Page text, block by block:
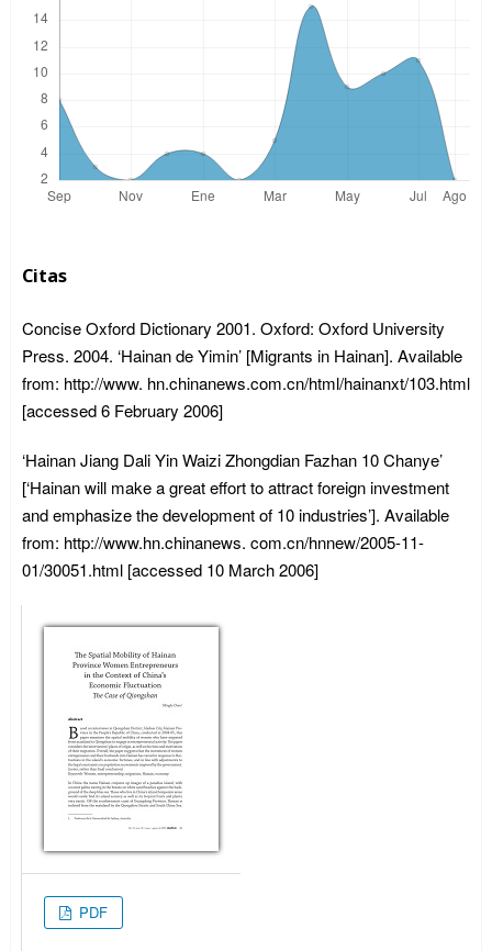
Citas
Concise Oxford Dictionary 2001. Oxford: Oxford University
Press. 2004. ‘Hainan de Yimin’ [Migrants in Hainan]. Available
from: http://www. hn.chinanews.com.cn/html/hainanxt/103.html
[accessed 6 February 2006]
‘Hainan Jiang Dali Yin Waizi Zhongdian Fazhan 10 Chanye’
[‘Hainan will make a great effort to attract foreign investment
and emphasize the development of 10 industries’]. Available
from: http://www.hn.chinanews. com.cn/hnnew/2005-11-
01/30051.html [accessed 10 March 2006]
PDF